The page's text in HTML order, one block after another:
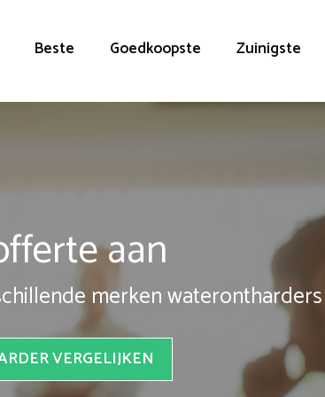
Beste Goedkoopste Zuinigste
aan
merken waterontharders
VERGELIJKEN